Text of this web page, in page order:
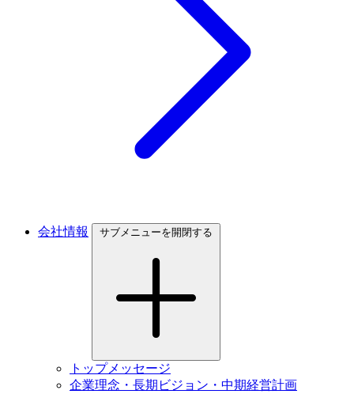
会社情報 サブメニューを開閉する
トップメッセージ
企業理念・長期ビジョン・中期経営計画